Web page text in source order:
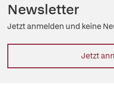
Newsletter
Jetzt anmelden und keine
Jetzt